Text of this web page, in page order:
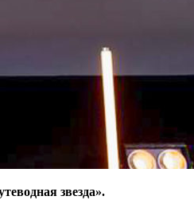
звезда».